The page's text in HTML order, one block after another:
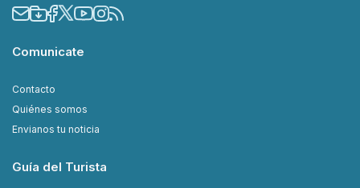
Comunicate
Contacto
Quiénes somos
Envianos tu noticia
Guía del Turista